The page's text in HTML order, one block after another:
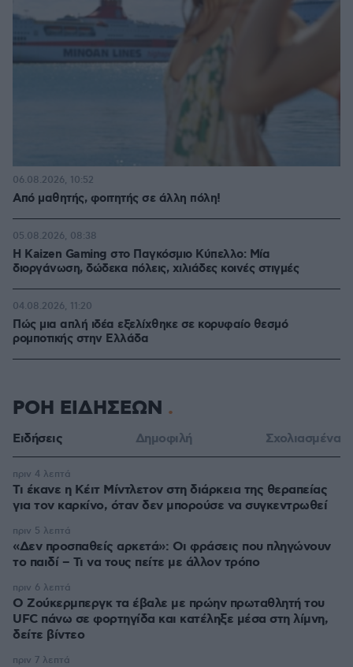
Από μαθητής, φοιτητής σε άλλη πόλη!
06.08.2026, 10:52
H Kaizen Gaming στο Παγκόσμιο Kύπελλο: Μία
διοργάνωση, δώδεκα πόλεις, χιλιάδες κοινές στιγμές
05.08.2026, 08:38
Πώς μια απλή ιδέα εξελίχθηκε σε κορυφαίο θεσμό
ρομποτικής στην Ελλάδα
04.08.2026, 11:20
ΡΟΗ ΕΙΔΗΣΕΩΝ
Ειδήσεις Δημοφιλή Σχολιασμένα
Τι έκανε η Κέιτ Μίντλετον στη διάρκεια της θεραπείας
για τον καρκίνο, όταν δεν μπορούσε να συγκεντρωθεί
πριν 4 λεπτά
«Δεν προσπαθείς αρκετά»: Οι φράσεις που πληγώνουν
το παιδί – Τι να τους πείτε με άλλον τρόπο
πριν 5 λεπτά
Ο Ζούκερμπεργκ τα έβαλε με πρώην πρωταθλητή του
UFC πάνω σε φορτηγίδα και κατέληξε μέσα στη λίμνη,
δείτε βίντεο
πριν 6 λεπτά
πριν 7 λεπτά